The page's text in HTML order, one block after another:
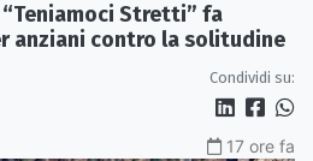
“Teniamoci Stretti” fa
anziani contro la solitudine
Condividi su:
17 ore fa